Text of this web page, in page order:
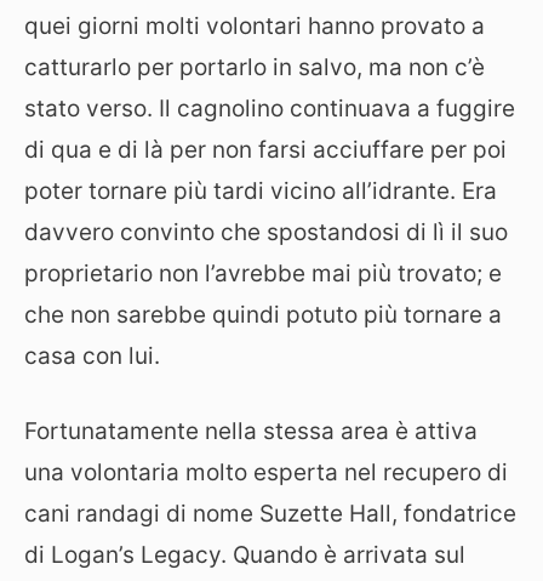
quei giorni molti volontari hanno provato a
catturarlo per portarlo in salvo, ma non c’è
stato verso. Il cagnolino continuava a fuggire
di qua e di là per non farsi acciuffare per poi
poter tornare più tardi vicino all’idrante. Era
davvero convinto che spostandosi di lì il suo
proprietario non l’avrebbe mai più trovato; e
che non sarebbe quindi potuto più tornare a
casa con lui.
Fortunatamente nella stessa area è attiva
una volontaria molto esperta nel recupero di
cani randagi di nome Suzette Hall, fondatrice
di Logan’s Legacy. Quando è arrivata sul